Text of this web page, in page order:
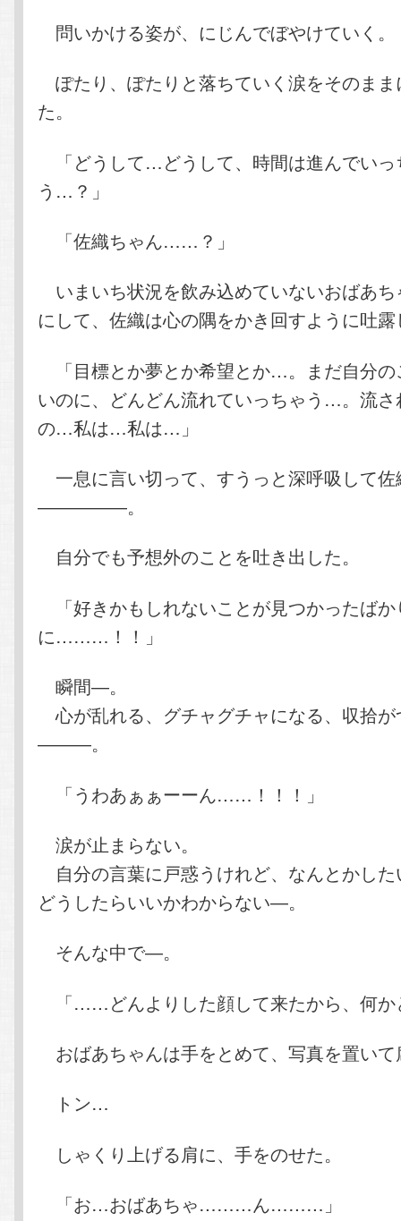
問いかける姿が、にじんでぼやけていく。
ぽたり、ぽたりと落ちていく涙をそのま
た。
「どうして…どうして、時間は進んでいっ
う…？」
「佐織ちゃん……？」
いまいち状況を飲み込めていないおばあ
にして、佐織は心の隅をかき回すように吐
「目標とか夢とか希望とか…。まだ自分の
いのに、どんどん流れていっちゃう…。流
の…私は…私は…」
一息に言い切って、すうっと深呼吸して佐
―――――。
自分でも予想外のことを吐き出した。
「好きかもしれないことが見つかったばか
に………！！」
瞬間―。
心が乱れる、グチャグチャになる、収拾
―――。
「うわあぁぁーーん……！！！」
涙が止まらない。
自分の言葉に戸惑うけれど、なんとかし
どうしたらいいかわからない―。
そんな中で―。
「……どんよりした顔して来たから、何
おばあちゃんは手をとめて、写真を置い
トン…
しゃくり上げる肩に、手をのせた。
「お…おばあちゃ………ん………」